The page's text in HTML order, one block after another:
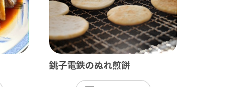
） / 白子温泉 / 茂原 / 御宿
/ 岡本桟橋 / 館山 / いすみ鉄道
銚子電鉄のぬれ煎餅